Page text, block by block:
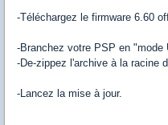
-Téléchargez le firmware 6.60
-Branchez votre PSP en "mode
-De-zippez l'archive à la racine
-Lancez la mise à jour.